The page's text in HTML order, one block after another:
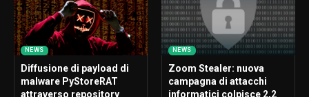
NEWS
Diffusione di payload di
malware PyStoreRAT
attraverso repository
NEWS
Zoom Stealer: nuova
campagna di attacchi
informatici colpisce 2,2